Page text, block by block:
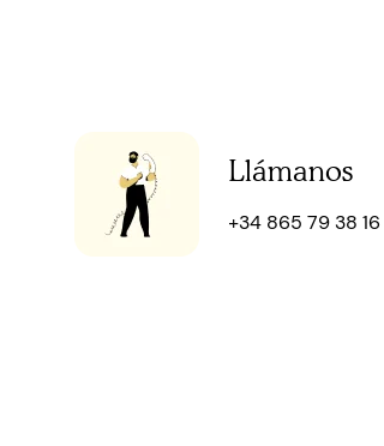
Llámanos
+34 865 79 38 16